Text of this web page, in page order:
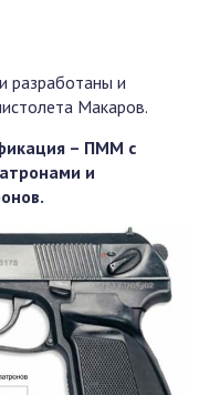
разработаны и
Макаров.
– ПММ с
и